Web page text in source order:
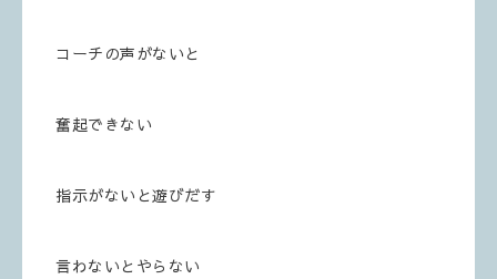
コーチの声がないと
奮起できない
指示がないと遊びだす
言わないとやらない